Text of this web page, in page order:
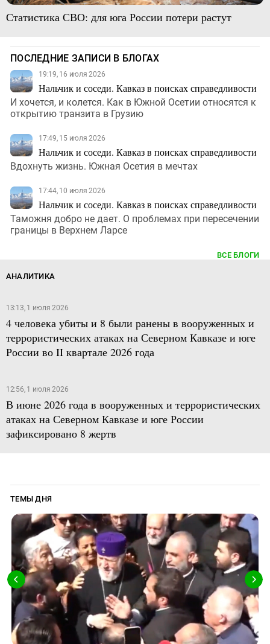
Статистика СВО: для юга России потери растут
ПОСЛЕДНИЕ ЗАПИСИ В БЛОГАХ
19:19, 16 июля 2026
Нальчик и соседи. Кавказ в поисках справедливости
И хочется, и колется. Как в Южной Осетии относятся к
открытию транзита в Грузию
17:49, 15 июля 2026
Нальчик и соседи. Кавказ в поисках справедливости
Вдохнуть жизнь. Южная Осетия в мечтах
17:44, 10 июля 2026
Нальчик и соседи. Кавказ в поисках справедливости
Таможня добро не дает. О проблемах при пересечении
границы в Верхнем Ларсе
ВСЕ БЛОГИ
АНАЛИТИКА
13:13, 1 июля 2026
4 человека убиты и 8 были ранены в вооруженных и
террористических атаках на Северном Кавказе и юге
России во II квартале 2026 года
12:56, 1 июля 2026
В июне 2026 года в вооруженных и террористических
атаках на Северном Кавказе и юге России
зафиксировано 8 жертв
ТЕМЫ ДНЯ